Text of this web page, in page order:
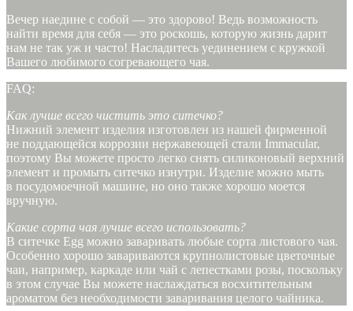
Вечер наедине с собой — это здорово! Ведь возможность
найти время для себя — это роскошь, которую жизнь дарит
нам не так уж и часто! Насладитесь уединением с кружкой
Вашего любимого согревающего чая.
FAQ:
Как лучше всего чистить это ситечко?
Нижний элемент изделия изготовлен из нашей фирменной
не поддающейся коррозии нержавеющей стали Immacular,
поэтому Вы можете просто легко снять силиконовый верхний
элемент и промыть ситечко изнутри. Изделие можно мыть
в посудомоечной машине, но оно также хорошо моется
вручную.
Какие сорта чая лучше всего использовать?
В ситечке Egg можно заваривать любые сорта листового чая.
Особенно хорошо завариваются крупнолистовые цветочные
чаи, например, каркаде или чай с лепестками розы, поскольку
в этом случае Вы можете наслаждаться восхитительным
ароматом без необходимости заваривания целого чайника.